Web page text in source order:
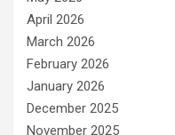
April 2026
March 2026
February 2026
January 2026
December 2025
November 2025